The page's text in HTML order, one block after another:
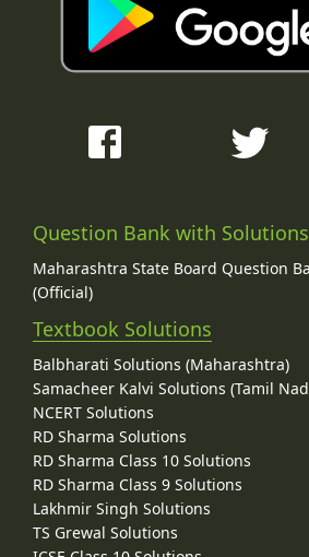
Question Bank with Solutions
Maharashtra State Board Question
(Official)
Textbook Solutions
Balbharati Solutions (Maharashtra)
Samacheer Kalvi Solutions (Tamil
NCERT Solutions
RD Sharma Solutions
RD Sharma Class 10 Solutions
RD Sharma Class 9 Solutions
Lakhmir Singh Solutions
TS Grewal Solutions